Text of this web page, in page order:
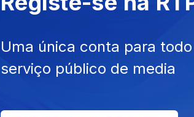
Uma única conta para
serviço público de media